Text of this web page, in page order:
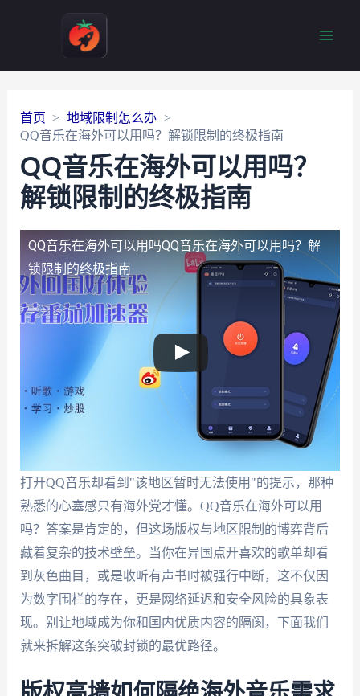
首页
地域限制怎么办
QQ音乐在海外可以用吗？解锁限制的终极指南
QQ音乐在海外可以用吗？
解锁限制的终极指南
QQ音乐在海外可以用吗QQ音乐在海外可以用吗？解
锁限制的终极指南
打开QQ音乐却看到"该地区暂时无法使用"的提示，那种
熟悉的心塞感只有海外党才懂。QQ音乐在海外可以用
吗？答案是肯定的，但这场版权与地区限制的博弈背后
藏着复杂的技术壁垒。当你在异国点开喜欢的歌单却看
到灰色曲目，或是收听有声书时被强行中断，这不仅因
为数字围栏的存在，更是网络延迟和安全风险的具象表
现。别让地域成为你和国内优质内容的隔阂，下面我们
就来拆解这条突破封锁的最优路径。